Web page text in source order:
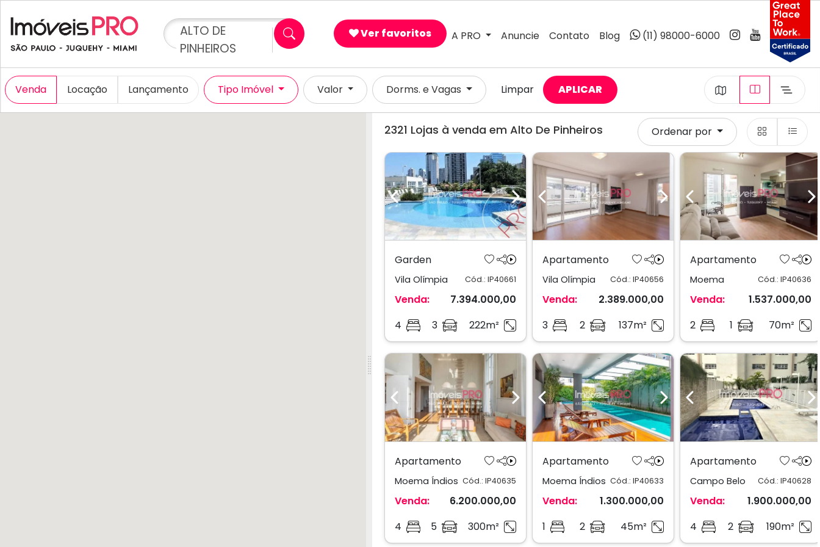
ALTO DE
PINHEIROS
× Ver favoritos A PRO Anuncie Contato Blog (11) 98000-6000
Venda Locação Lançamento Tipo Imóvel Valor Dorms. e Vagas Limpar APLICAR
2321 Lojas à venda em Alto De Pinheiros Ordenar por
Previous Next
Garden
Vila Olímpia Cód.: IP40661
Venda:
7.394.000,00
4
3 222m²
Previous Next
Apartamento
Vila Olímpia Cód.: IP40656
Venda:
2.389.000,00
3
2 137m²
Previous
Apartamento
Moema Cód.: IP40636
Venda:
1.537.000,00
2
1 70m²
Previous Next
Apartamento
Moema Índios Cód.: IP40635
Venda:
6.200.000,00
4
5 300m²
Previous Next
Apartamento
Moema Índios Cód.: IP40633
Venda:
1.300.000,00
1
2 45m²
Previous
Apartamento
Campo Belo Cód.: IP40628
Venda:
1.900.000,00
4
2 190m²